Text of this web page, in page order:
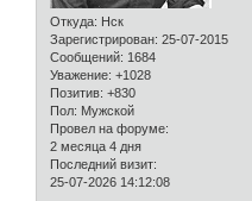
Откуда: Нск
Зарегистрирован: 25-07-2015
Сообщений: 1684
Уважение: +1028
Позитив: +830
Пол: Мужской
Провел на форуме:
2 месяца 4 дня
Последний визит:
25-07-2026 14:12:08